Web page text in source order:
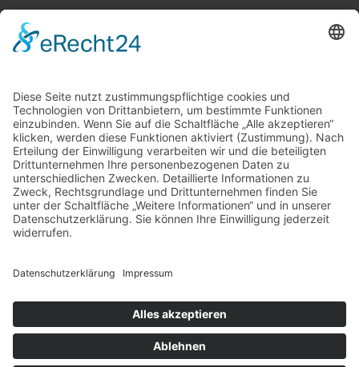
Leonharderstr. 24 | 39042 Brixen/St. Andrä
© trend media – MwSt.-Nr. 03278460211 Impressum
Datenschutz AGB